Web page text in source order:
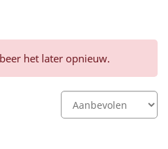
het later opnieuw.